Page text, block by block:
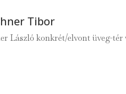
Tibor
László konkrét/elvont üveg-